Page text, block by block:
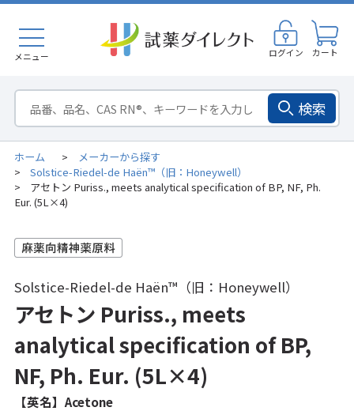
メニュー ログイン カート
検索
ホーム > メーカーから探す
> Solstice-Riedel-de Haën™（旧：Honeywell）
>
アセトン Puriss., meets analytical specification of BP, NF, Ph.
Eur. (5L×4)
Solstice-Riedel-de Haën™（旧：Honeywell）
アセトン Puriss., meets
analytical specification of BP,
NF, Ph. Eur. (5L×4)
【英名】Acetone